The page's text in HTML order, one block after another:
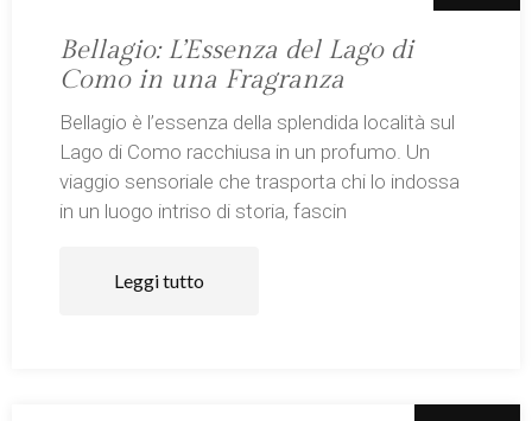
Bellagio: L’Essenza del Lago di
Como in una Fragranza
Bellagio è l’essenza della splendida località sul
Lago di Como racchiusa in un profumo. Un
viaggio sensoriale che trasporta chi lo indossa
in un luogo intriso di storia, fascin
Leggi tutto